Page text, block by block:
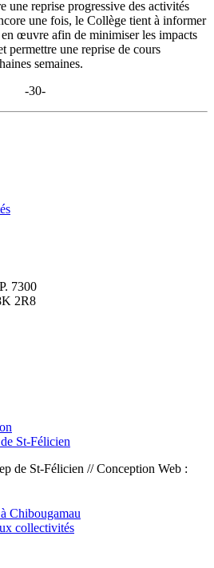
une reprise progressive des activités
une fois, le Collège tient à informer
œuvre afin de minimiser les impacts
permettre une reprise de cours
semaines.
-30-
7300
2R8
St-Félicien
de St-Félicien // Conception Web :
Chibougamau
collectivités